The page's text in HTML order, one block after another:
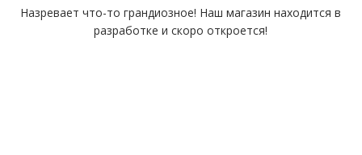
Назревает что-то грандиозное! Наш магазин находится в
разработке и скоро откроется!